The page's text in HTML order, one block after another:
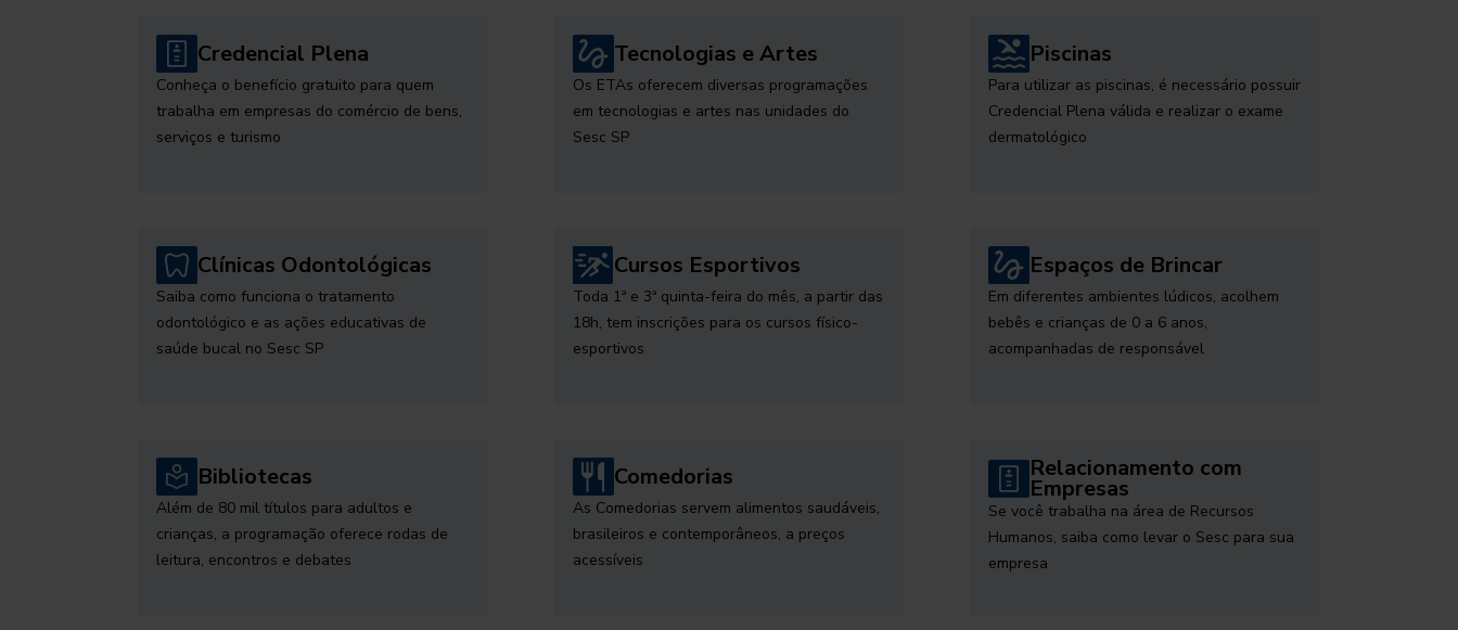
Credencial Plena
Conheça o benefício gratuito para quem
trabalha em empresas do comércio de bens,
serviços e turismo
Tecnologias e Artes
Os ETAs oferecem diversas programações
em tecnologias e artes nas unidades do
Sesc SP
Piscinas
Para utilizar as piscinas, é necessário possuir
Credencial Plena válida e realizar o exame
dermatológico
Clínicas Odontológicas
Saiba como funciona o tratamento
odontológico e as ações educativas de
saúde bucal no Sesc SP
Cursos Esportivos
Toda 1ª e 3ª quinta-feira do mês, a partir das
18h, tem inscrições para os cursos físico-
esportivos
Espaços de Brincar
Em diferentes ambientes lúdicos, acolhem
bebês e crianças de 0 a 6 anos,
acompanhadas de responsável
Bibliotecas
Além de 80 mil títulos para adultos e
crianças, a programação oferece rodas de
leitura, encontros e debates
Comedorias
As Comedorias servem alimentos saudáveis,
brasileiros e contemporâneos, a preços
acessíveis
Relacionamento com
Empresas
Se você trabalha na área de Recursos
Humanos, saiba como levar o Sesc para sua
empresa